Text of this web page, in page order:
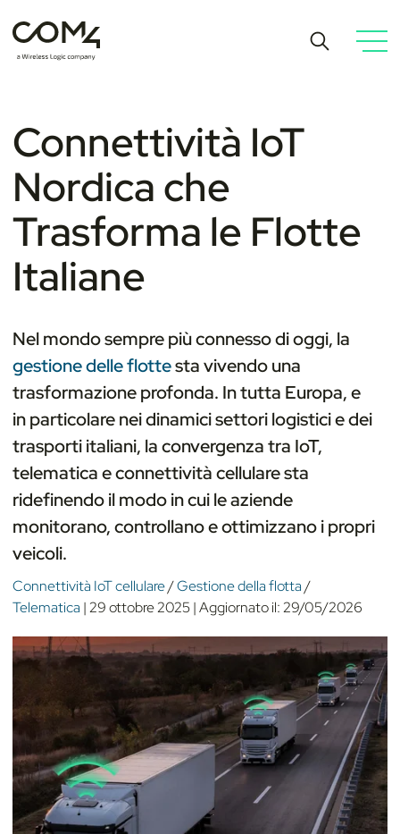
Connettività IoT
Nordica che
Trasforma le Flotte
Italiane
Nel mondo sempre più connesso di oggi, la
gestione delle flottesta vivendo una
trasformazione profonda. In tutta Europa, e
in particolare nei dinamici settori logistici e dei
trasporti italiani, la convergenza tra IoT,
telematica e connettività cellulare sta
ridefinendo il modo in cui le aziende
monitorano, controllano e ottimizzano i propri
veicoli.
Connettività IoT cellulare/Gestione della flotta/
Telematica |29 ottobre 2025|Aggiornato il:29/05/2026